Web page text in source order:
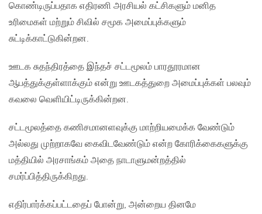
கொண்டிருப்பதாக எதிரணி அரசியல் கட்சிகளும் மனித
உரிமைகள் மற்றும் சிவில் சமூக அமைப்புக்களும்
சுட்டிக்காட்டுகின்றன.
ஊடக சுதந்திரத்தை இந்தச் சட்டமூலம் பாரதூரமான
ஆபத்துக்குள்ளாக்கும் என்று ஊடகத்துறை அமைப்புக்கள் பலவும்
கவலை வெளியிட்டிருக்கின்றன.
சட்டமூலத்தை கணிசமானளவுக்கு மாற்றியமைக்க வேண்டும்
அல்லது முற்றாகவே கைவிடவேண்டும் என்ற கோரிக்கைகளுக்கு
மத்தியில் அரசாங்கம் அதை நாடாளுமன்றத்தில்
சமர்ப்பித்திருக்கிறது.
எதிர்பார்க்கப்பட்டதைப் போன்று, அன்றைய தினமே